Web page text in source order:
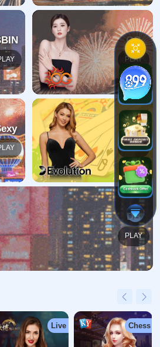
找不到页面
歉，您请求的页面缺失
返回首页